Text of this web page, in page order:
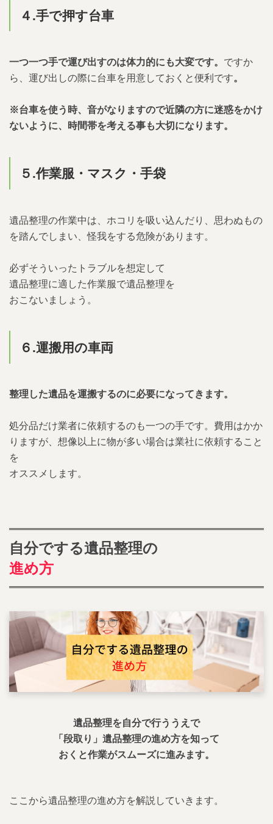
４.手で押す台車
一つ一つ手で運び出すのは体力的にも大変です。 ですか
ら、運び出しの際に台車を用意しておくと便利です。
※台車を使う時、音がなりますので近隣の方に迷惑をかけ
ないように、時間帯を考える事も大切になります。
５.作業服・マスク・手袋
遺品整理の作業中は、ホコリを吸い込んだり、思わぬもの
を踏んでしまい、怪我をする危険があります。
必ずそういったトラブルを想定して
遺品整理に適した作業服で遺品整理を
おこないましょう。
６.運搬用の車両
整理した遺品を運搬するのに必要になってきます。
処分品だけ業者に依頼するのも一つの手です。費用はかか
りますが、想像以上に物が多い場合は業社に依頼すること
を
オススメします。
自分でする遺品整理の
進め方
遺品整理を自分で行ううえで
「段取り」遺品整理の進め方を知って
おくと作業がスムーズに進みます。
ここから遺品整理の進め方を解説していきます。